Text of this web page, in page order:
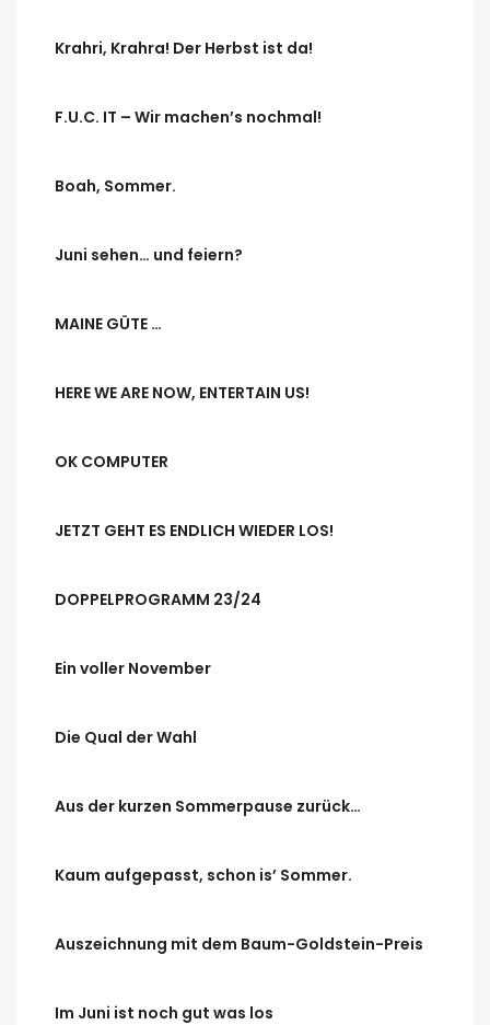
Krahri, Krahra! Der Herbst ist da!
F.U.C. IT – Wir machen’s nochmal!
Boah, Sommer.
Juni sehen… und feiern?
MAINE GÜTE …
HERE WE ARE NOW, ENTERTAIN US!
OK COMPUTER
JETZT GEHT ES ENDLICH WIEDER LOS!
DOPPELPROGRAMM 23/24
Ein voller November
Die Qual der Wahl
Aus der kurzen Sommerpause zurück…
Kaum aufgepasst, schon is’ Sommer.
Auszeichnung mit dem Baum-Goldstein-Preis
Im Juni ist noch gut was los